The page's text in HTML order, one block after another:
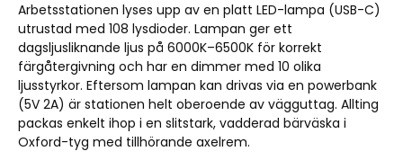
Arbetsstationen lyses upp av en platt LED-lampa (USB-C)
utrustad med 108 lysdioder. Lampan ger ett
dagsljusliknande ljus på 6000K–6500K för korrekt
färgåtergivning och har en dimmer med 10 olika
ljusstyrkor. Eftersom lampan kan drivas via en powerbank
(5V 2A) är stationen helt oberoende av vägguttag. Allting
packas enkelt ihop i en slitstark, vadderad bärväska i
Oxford-tyg med tillhörande axelrem.